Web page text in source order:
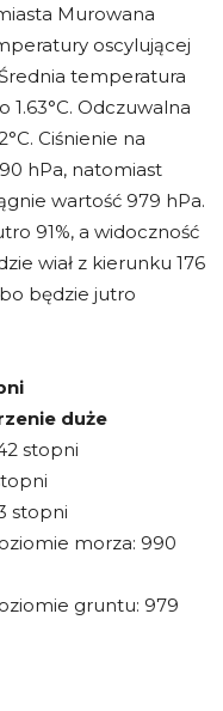
Murowana
oscylującej
Średnia temperatura
1.63°C. Odczuwalna
Ciśnienie na
hPa, natomiast
wartość 979 hPa.
91%, a widoczność
wiał z kierunku 176
będzie jutro
duże
stopni
stopni
morza: 990
gruntu: 979